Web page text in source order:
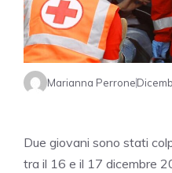
Marianna Perrone
Due giovani sono stati
tra il 16 e il 17 dicembre